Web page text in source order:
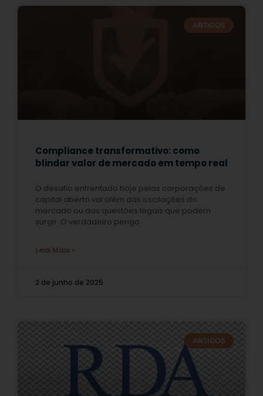
ARTIGOS
Compliance transformativo: como
blindar valor de mercado em tempo real
O desafio enfrentado hoje pelas corporações de
capital aberto vai além das oscilações do
mercado ou das questões legais que podem
surgir. O verdadeiro perigo
Leia Mais »
2 de junho de 2025
ARTIGOS